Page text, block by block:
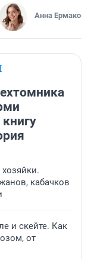
Анна Ермакова
кабачков
и скейте. Как
от